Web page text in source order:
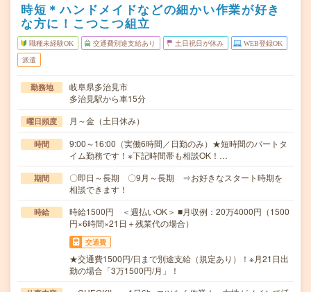
時短＊ハンドメイドなどの細かい作業が好き
な方に！こつこつ組立
職種未経験OK 交通費別途支給あり 土日祝日が休み WEB登録OK
派遣
勤務地
岐阜県多治見市
多治見駅から車15分
曜日頻度 月～金（土日休み）
時間
9:00～16:00（実働6時間／日勤のみ）★短時間のパートタ
イム勤務です！※下記時間帯も相談OK！…
期間
〇即日～長期 〇9月～長期 ⇒お好きなスタート時期を
相談できます！
時給
時給1500円 ＜週払いOK＞ ■月収例：20万4000円（1500
円×6時間×21日＋残業代の場合）
交通費
★交通費1500円/日まで別途支給（規定あり）！※月21日出
勤の場合「3万1500円/月」！